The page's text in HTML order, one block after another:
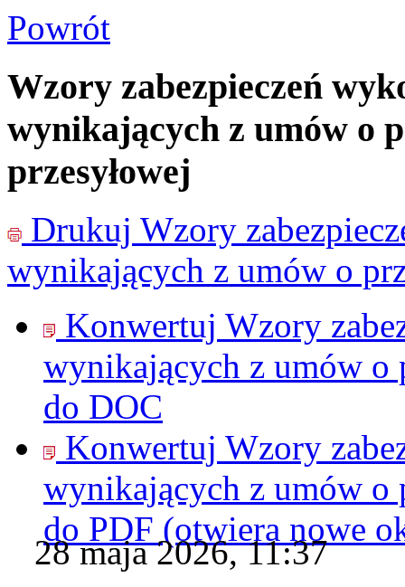
Powrót
Wzory zabezpieczeń
wynikających z umów o
przesyłowej
Drukuj Wzory
wynikających z umów o
Konwertuj Wzory
wynikających z umów o
do DOC
Konwertuj Wzory
wynikających z umów o
do PDF (otwiera nowe
28 maja 2026, 11:37